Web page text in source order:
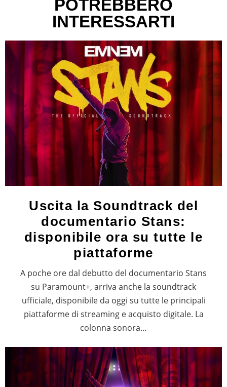
POTREBBERO
INTERESSARTI
Uscita la Soundtrack del
documentario Stans:
disponibile ora su tutte le
piattaforme
A poche ore dal debutto del documentario Stans
su Paramount+, arriva anche la soundtrack
ufficiale, disponibile da oggi su tutte le principali
piattaforme di streaming e acquisto digitale. La
colonna sonora…